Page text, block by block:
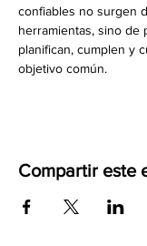
confiables no surgen
herramientas, sino de
planifican, cumplen y
objetivo común.
Compartir este